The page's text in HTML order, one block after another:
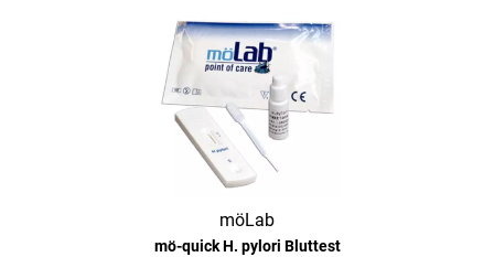
möLab
mö-quick H. pylori Bluttest